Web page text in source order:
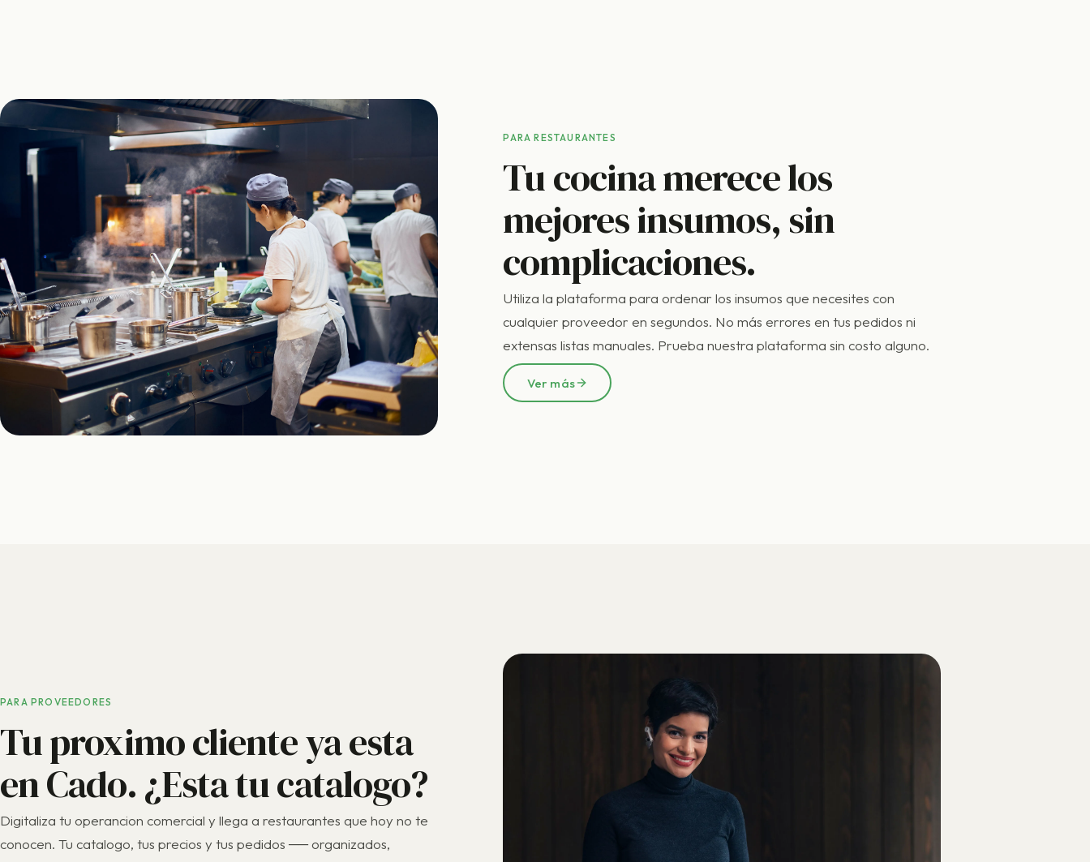
PARA RESTAURANTES
Tu cocina merece los
mejores insumos, sin
complicaciones.
Utiliza la plataforma para ordenar los insumos que necesites con
cualquier proveedor en segundos. No más errores en tus pedidos ni
extensas listas manuales. Prueba nuestra plataforma sin costo alguno.
Ver más
PARA PROVEEDORES
Tu proximo cliente ya esta
en Cado. ¿Esta tu catalogo?
Digitaliza tu operancion comercial y llega a restaurantes que hoy no te
conocen. Tu catalogo, tus precios y tus pedidos ── organizados,